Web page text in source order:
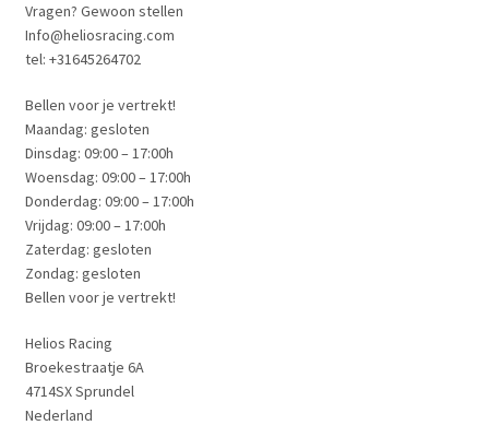
Vragen? Gewoon stellen
Info@heliosracing.com
tel: +31645264702
Bellen voor je vertrekt!
Maandag: gesloten
Dinsdag: 09:00 – 17:00h
Woensdag: 09:00 – 17:00h
Donderdag: 09:00 – 17:00h
Vrijdag: 09:00 – 17:00h
Zaterdag: gesloten
Zondag: gesloten
Bellen voor je vertrekt!
Helios Racing
Broekestraatje 6A
4714SX Sprundel
Nederland